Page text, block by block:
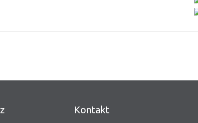
Kontakt